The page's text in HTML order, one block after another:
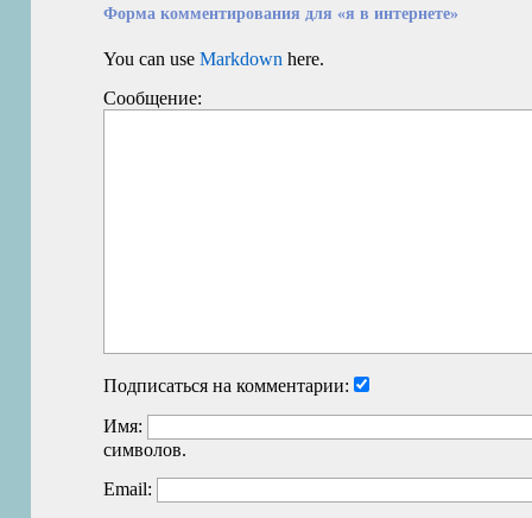
Форма комментирования для «я в интернете»
You can useMarkdown here.
Сообщение:
Подписаться на комментарии:
Имя:
символов.
Email: